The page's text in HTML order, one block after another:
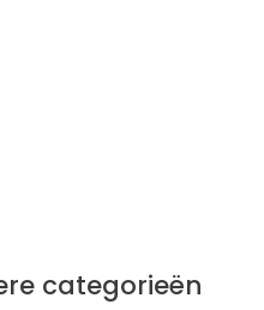
categorieën